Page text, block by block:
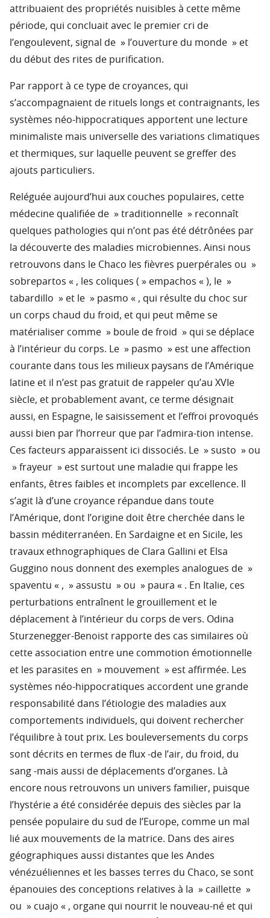
attribuaient des propriétés nuisibles à cette même
période, qui concluait avec le premier cri de
l’engoulevent, signal de » l’ouverture du monde » et
du début des rites de purification.
Par rapport à ce type de croyances, qui
s’accompagnaient de rituels longs et contraignants, les
systèmes néo-hippocratiques apportent une lecture
minimaliste mais universelle des variations climatiques
et thermiques, sur laquelle peuvent se greffer des
ajouts particuliers.
Reléguée aujourd’hui aux couches populaires, cette
médecine qualifiée de » traditionnelle » reconnaît
quelques pathologies qui n’ont pas été détrônées par
la découverte des maladies microbiennes. Ainsi nous
retrouvons dans le Chaco les fièvres puerpérales ou »
sobrepartos « , les coliques ( » empachos « ), le »
tabardillo » et le » pasmo « , qui résulte du choc sur
un corps chaud du froid, et qui peut même se
matérialiser comme » boule de froid » qui se déplace
à l’intérieur du corps. Le » pasmo » est une affection
courante dans tous les milieux paysans de l’Amérique
latine et il n’est pas gratuit de rappeler qu’au XVIe
siècle, et probablement avant, ce terme désignait
aussi, en Espagne, le saisissement et l’effroi provoqués
aussi bien par l’horreur que par l’admira-tion intense.
Ces facteurs apparaissent ici dissociés. Le » susto » ou
» frayeur » est surtout une maladie qui frappe les
enfants, êtres faibles et incomplets par excellence. Il
s’agit là d’une croyance répandue dans toute
l’Amérique, dont l’origine doit être cherchée dans le
bassin méditerranéen. En Sardaigne et en Sicile, les
travaux ethnographiques de Clara Gallini et Elsa
Guggino nous donnent des exemples analogues de »
spaventu « , » assustu » ou » paura « . En Italie, ces
perturbations entraînent le grouillement et le
déplacement à l’intérieur du corps de vers. Odina
Sturzenegger-Benoist rapporte des cas similaires où
cette association entre une commotion émotionnelle
et les parasites en » mouvement » est affirmée. Les
systèmes néo-hippocratiques accordent une grande
responsabilité dans l’étiologie des maladies aux
comportements individuels, qui doivent rechercher
l’équilibre à tout prix. Les bouleversements du corps
sont décrits en termes de flux -de l’air, du froid, du
sang -mais aussi de déplacements d’organes. Là
encore nous retrouvons un univers familier, puisque
l’hystérie a été considérée depuis des siècles par la
pensée populaire du sud de l’Europe, comme un mal
lié aux mouvements de la matrice. Dans des aires
géographiques aussi distantes que les Andes
vénézuéliennes et les basses terres du Chaco, se sont
épanouies des conceptions relatives à la » caillette »
ou » cuajo « , organe qui nourrit le nouveau-né et qui